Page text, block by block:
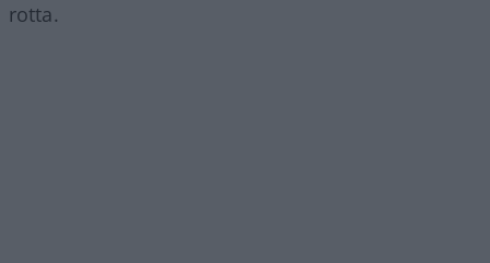
rotta.